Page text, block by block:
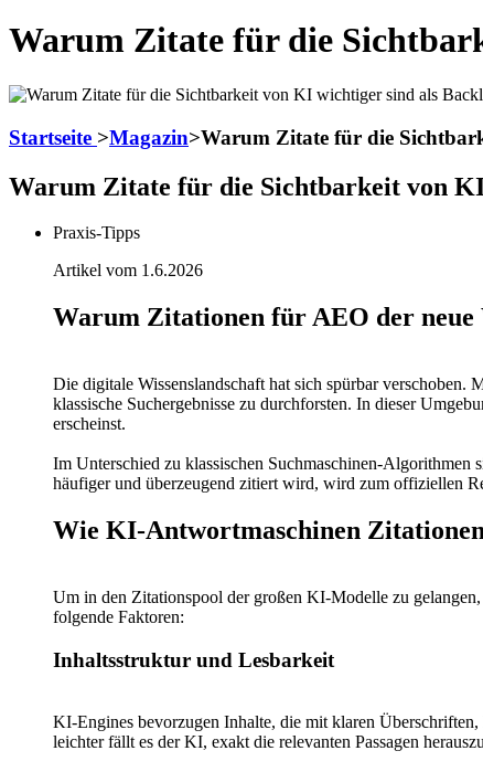
Warum Zitate für die
Startseite >Magazin>Warum Zitate für die
Warum Zitate für die Sichtbarkeit von
Praxis-Tipps
Artikel vom 1.6.2026
Warum Zitationen für AEO der
Die digitale Wissenslandschaft hat sich spürbar
klassische Suchergebnisse zu durchforsten. In dieser
erscheinst.
Im Unterschied zu klassischen Suchmaschinen-
häufiger und überzeugend zitiert wird, wird zum offiziellen
Wie KI-Antwortmaschinen
Um in den Zitationspool der großen KI-Modelle zu
folgende Faktoren:
Inhaltsstruktur und Lesbarkeit
KI-Engines bevorzugen Inhalte, die mit klaren
leichter fällt es der KI, exakt die relevanten Passagen